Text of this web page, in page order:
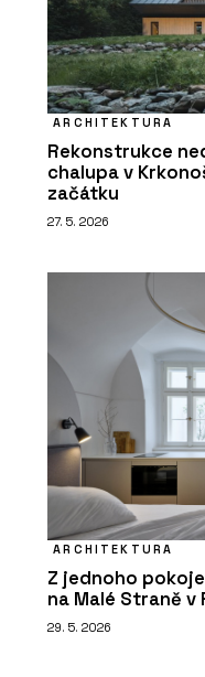
ARCHITEKTURA
Rekonstrukce
chalupa v
začátku
27. 5. 2026
ARCHITEKTURA
Z jednoho
na Malé Straně v
29. 5. 2026